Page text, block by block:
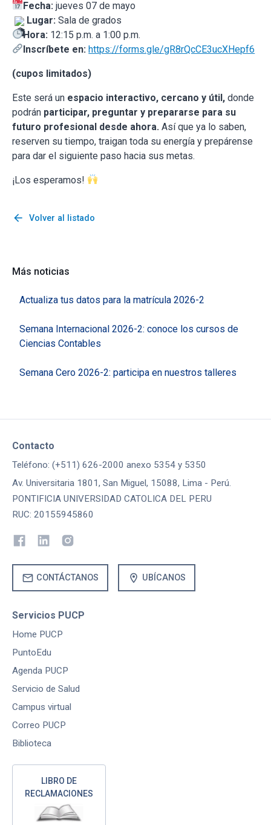
Fecha:jueves 07 de mayo
Lugar: Sala de grados
Hora: 12:15 p.m. a 1:00 p.m.
Inscríbete en: https://forms.gle/gR8rQcCE3ucXHepf6
(cupos limitados)
Este será un espacio interactivo, cercano y útil, donde
podrán participar, preguntar y prepararse para su
futuro profesional desde ahora. Así que ya lo saben,
reserven su tiempo, traigan toda su energía y prepárense
para dar el siguiente paso hacia sus metas.
¡Los esperamos!
arrow_back Volver al listado
Más noticias
Actualiza tus datos para la matrícula 2026-2
Semana Internacional 2026-2: conoce los cursos de
Ciencias Contables
Semana Cero 2026-2: participa en nuestros talleres
Contacto
Teléfono: (+511) 626-2000 anexo 5354 y 5350
Av. Universitaria 1801, San Miguel, 15088, Lima - Perú.
PONTIFICIA UNIVERSIDAD CATOLICA DEL PERU
RUC: 20155945860
mail CONTÁCTANOS location_on UBÍCANOS
Servicios PUCP
Home PUCP
PuntoEdu
Agenda PUCP
Servicio de Salud
Campus virtual
Correo PUCP
Biblioteca
LIBRO DE
RECLAMACIONES